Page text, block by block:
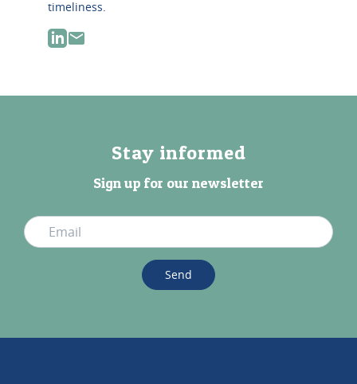
timeliness.
Stay informed
Sign up for our newsletter
Send